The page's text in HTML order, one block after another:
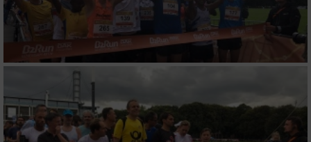
Verwendung reduzierter Daten zur Auswahl
von Werbeanzeigen
Erstellung von Profilen für personalisierte
Verwendung von Profilen zur Auswahl
personalisierter Werbung